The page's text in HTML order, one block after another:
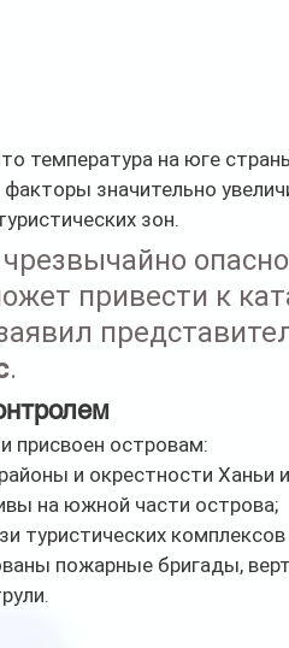
температура на юге
факторы значительно
зон.
привести к
.
присвоен островам:
и окрестности Ханьи
на южной части острова;
туристических
пожарные бригады,